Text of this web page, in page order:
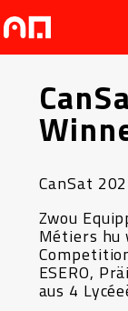
CanSat
Zwou
Métiers hu
ESERO,
aus 4